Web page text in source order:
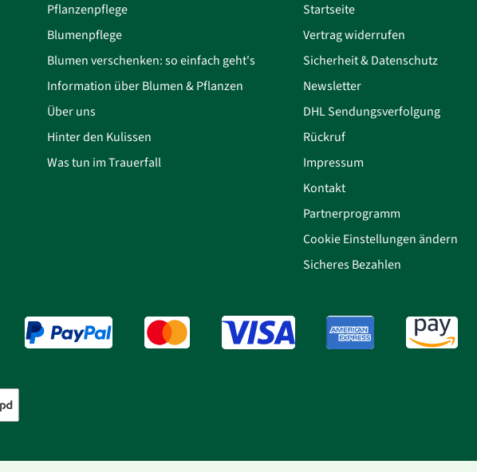
Pflanzenpflege
Blumenpflege
Blumen verschenken: so einfach geht's
Information über Blumen & Pflanzen
Über uns
Hinter den Kulissen
Was tun im Trauerfall
Startseite
Vertrag widerrufen
Sicherheit & Datenschutz
Newsletter
DHL Sendungsverfolgung
Rückruf
Impressum
Kontakt
Partnerprogramm
Cookie Einstellungen ändern
Sicheres Bezahlen